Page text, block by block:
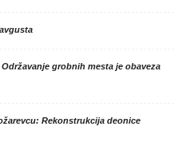
grobnih mesta je obaveza
Rekonstrukcija deonice